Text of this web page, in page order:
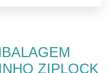
ZIPLOCK